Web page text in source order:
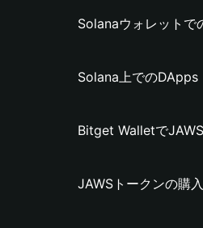
Solanaウォレットで
Solana上でのDApps
Bitget Walletで
JAWSトークンの購